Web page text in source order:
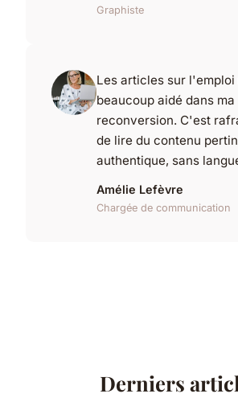
Graphiste
Les articles sur
beaucoup aidé dans ma
reconversion. C'est
de lire du contenu
authentique, sans
Amélie Lefèvre
Chargée de communication
Derniers